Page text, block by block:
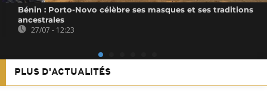
Bénin : Porto-Novo célèbre ses masques et ses traditions
ancestrales
27/07 - 12:23
PLUS D'ACTUALITÉS